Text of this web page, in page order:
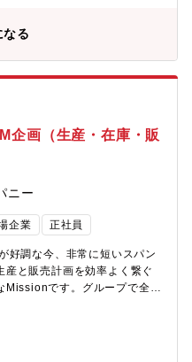
社宅詳細】■社宅 概要・年
管理費等は個人負担・エリ
居のお子様なし 60m2・間
，会社指定業者を通して本人
可能な場合（通勤時間：１
単身赴任寮 概要・場所：（鶴
子）近郊・選定：会社選
１～２万円/月程度・入居期
社後2年間のいずれか長い方
身赴任寮 単身赴任期間中※
通勤時間：１時間30分以内）
かし、該非判定、取引審査、
に担っていただきます。■安全
法に基づく該非判定および輸
への展開■輸出関連部門への教
関する経済産業省への輸出許
度より新たに対象となる製
出張の頻度：年に1,2回程度
期で可能性あり◇残業時間：
業務習得までは基本出社）
していけるポジションで
スを展開する中で、多様な
す。技術提供管理や海外子会
年により、ワークライフバ
両立が図れます。【組織構
ロジェクト（メンバー構
ます。【キャリアパスのイメ
。将来的には、技術提供に関
なる
企画（生産・在庫・販
ニー
企業 正社員
好調な今、非常に短いスパン
と販売計画を効率よく繋ぐ
Missionです。グループで全
す。▼生産と販売をつなぎ全
整する“要”の役割を担いま
、丁寧に進めつつ、生産や販